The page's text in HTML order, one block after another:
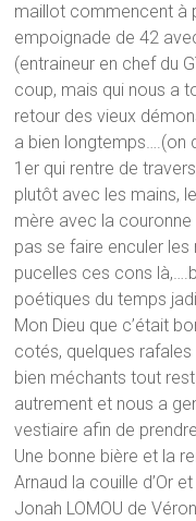
maillot commencent à
empoignade de 42
(entraineur en chef du
coup, mais qui nous a
retour des vieux
a bien longtemps….(on
1er qui rentre de
plutôt avec les mains,
mère avec la
pas se faire enculer
pucelles ces cons
poétiques du temps
Mon Dieu que c’était
cotés, quelques
bien méchants tout
autrement et nous a
vestiaire afin de
Une bonne bière et la
Arnaud la couille d’Or
Jonah LOMOU de